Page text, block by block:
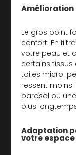
Le gros point
confort. En
votre peau et
certains tissus
toiles micro-
ressent moins
parasol ou
plus
Adaptation
votre espace